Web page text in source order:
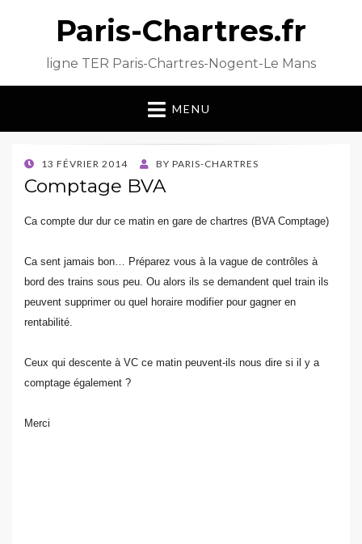
Paris-Chartres.fr
ligne TER Paris-Chartres-Nogent-Le Mans
MENU
POSTED
ON
13 FÉVRIER 2014 BY PARIS-CHARTRES
Comptage BVA
Ca compte dur dur ce matin en gare de chartres (BVA Comptage)
Ca sent jamais bon… Préparez vous à la vague de contrôles à
bord des trains sous peu. Ou alors ils se demandent quel train ils
peuvent supprimer ou quel horaire modifier pour gagner en
rentabilité.
Ceux qui descente à VC ce matin peuvent-ils nous dire si il y a
comptage également ?
Merci